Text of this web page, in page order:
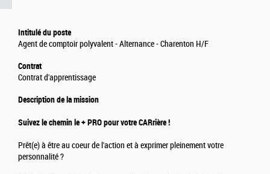
Intitulé du poste
Agent de comptoir polyvalent - Alternance - Charenton H/F
Contrat
Contrat d'apprentissage
Description de la mission
Suivez le chemin le + PRO pour votre CARrière !
Prêt(e) à être au coeur de l'action et à exprimer pleinement votre
personnalité ?